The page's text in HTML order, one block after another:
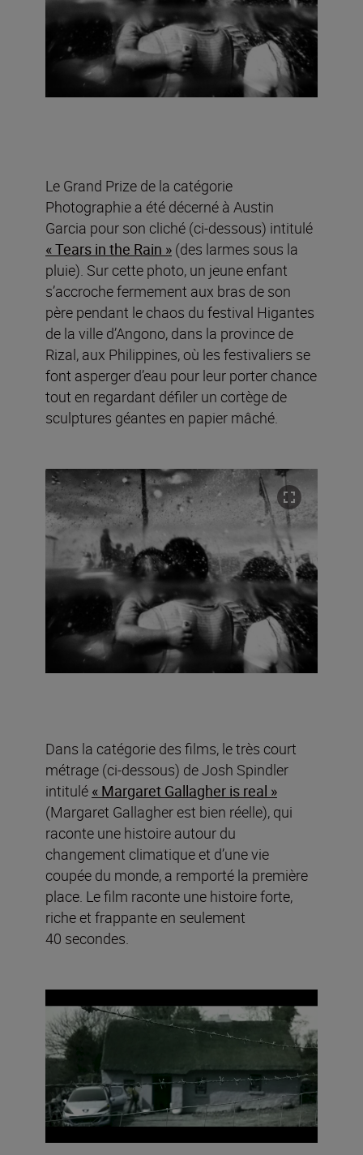
Le Grand Prize de la catégorie
Photographie a été décerné à Austin
Garcia pour son cliché (ci-dessous) intitulé
« Tears in the Rain » (des larmes sous la
pluie). Sur cette photo, un jeune enfant
s’accroche fermement aux bras de son
père pendant le chaos du festival Higantes
de la ville d’Angono, dans la province de
Rizal, aux Philippines, où les festivaliers se
font asperger d’eau pour leur porter chance
tout en regardant défiler un cortège de
sculptures géantes en papier mâché.
Dans la catégorie des films, le très court
métrage (ci-dessous) de Josh Spindler
intitulé « Margaret Gallagher is real »
(Margaret Gallagher est bien réelle), qui
raconte une histoire autour du
changement climatique et d’une vie
coupée du monde, a remporté la première
place. Le film raconte une histoire forte,
riche et frappante en seulement
40 secondes.